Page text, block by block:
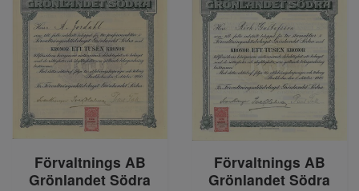
Förvaltnings AB
Grönlandet Södra
Förvaltnings AB
Grönlandet Södra